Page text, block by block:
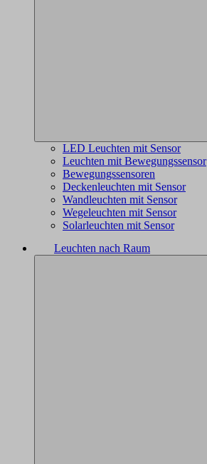
LED Leuchten mit Sensor
Leuchten mit Bewegungssensor
Bewegungssensoren
Deckenleuchten mit Sensor
Wandleuchten mit Sensor
Wegeleuchten mit Sensor
Solarleuchten mit Sensor
Leuchten nach Raum